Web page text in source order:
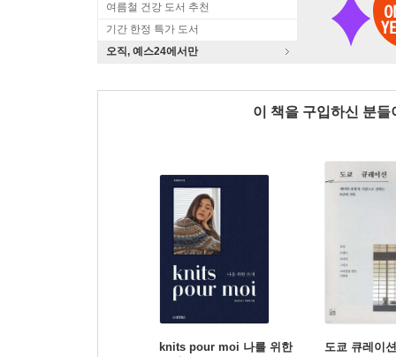
여름철 건강 도서 추천
기간 한정 특가 도서
오직, 예스24에서만
이 책을 구입하신 분
knits pour moi 나를 위한
도쿄 큐레이션